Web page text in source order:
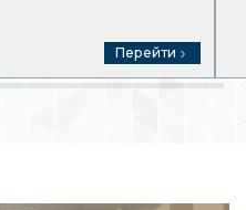
Перейти